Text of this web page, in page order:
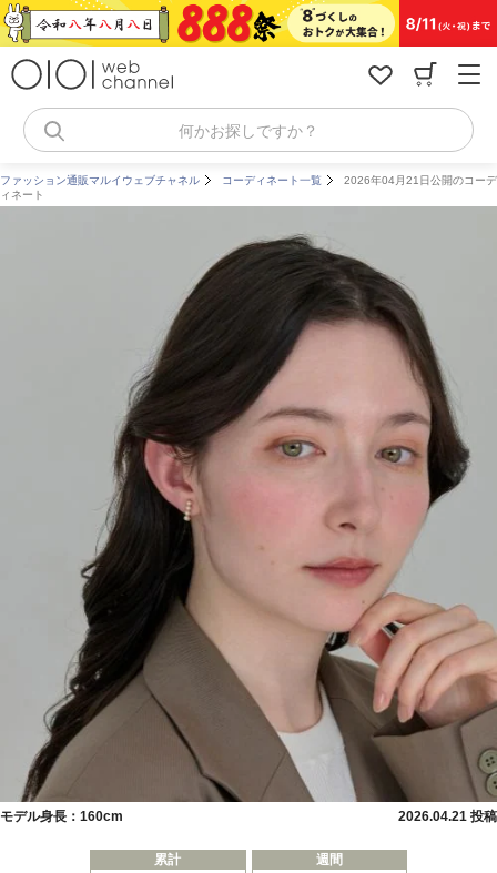
コ
ン
ッ
プ
何かお探しですか？
ファッション通販マルイウェブチャネル コーディネート一覧
2026年04月21日公開のコーデ
ィネート
モデル身長：160cm 2026.04.21 投稿
累計 週間